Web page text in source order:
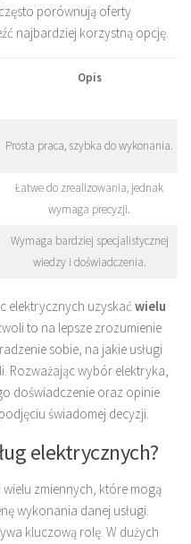
porównują oferty
najbardziej korzystną opcję.
Opis
Prosta praca, szybka do wykonania.
Łatwe do zrealizowania, jednak
wymaga precyzji.
Wymaga bardziej specjalistycznej
wiedzy i doświadczenia.
elektrycznych uzyskać wielu
to na lepsze zrozumienie
sobie, na jakie usługi
Rozważając wybór elektryka,
doświadczenie oraz opinie
świadomej decyzji.
elektrycznych?
zmiennych, które mogą
wykonania danej usługi.
kluczową rolę. W dużych